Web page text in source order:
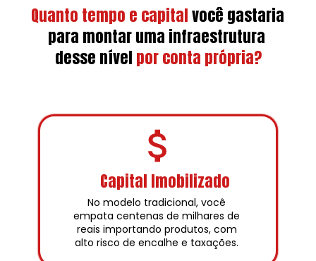
Quanto tempo e capitalvocê gastaria
para montar uma infraestrutura
desse nível por conta própria?
Capital Imobilizado
No modelo tradicional, você
empata centenas de milhares de
reais importando produtos, com
alto risco de encalhe e taxações.